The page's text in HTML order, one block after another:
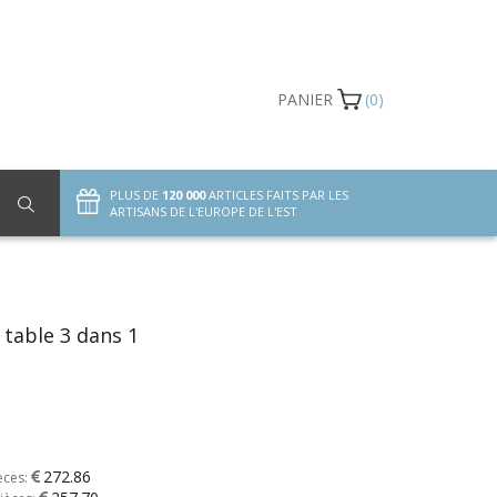
3 dans 1
272.86
PANIER (0)
PLUS DE 120 000ARTICLES FAITS PAR LES
ARTISANS DE L'EUROPE DE L'EST